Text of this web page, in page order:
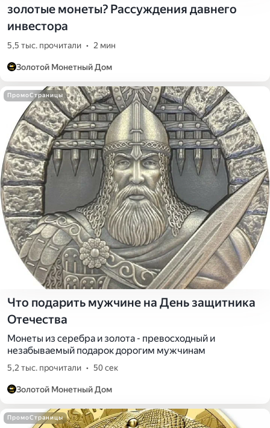
золотые монеты? Рассуждения давнего
инвестора
5,5 тыс. прочитали • 2 мин
Золотой Монетный Дом
ПромоСтраницы
Что подарить мужчине на День защитника
Отечества
Монеты из серебра и золота - превосходный и
незабываемый подарок дорогим мужчинам
5,2 тыс. прочитали • 50 сек
Золотой Монетный Дом
ПромоСтраницы